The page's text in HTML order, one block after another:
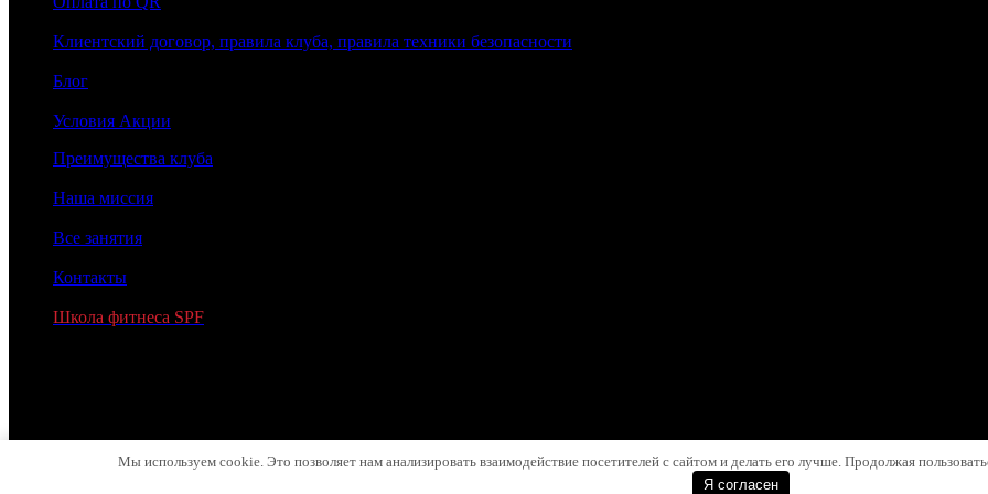
Клиентский договор, правила клуба, правила техники безопасности
Блог
Условия Акции
Преимущества клуба
Наша миссия
Все занятия
Контакты
Школа фитнеса SPF
Мы используем cookie. Это позволяет нам анализировать взаимодействие посетителей с сайтом и делать его лучше. Продолжая
Я согласен